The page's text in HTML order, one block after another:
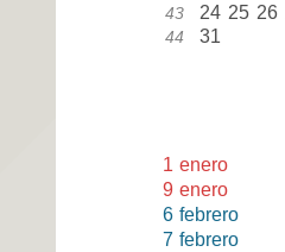
43 24 25 26
44 31
1 enero
9 enero
6 febrero
7 febrero